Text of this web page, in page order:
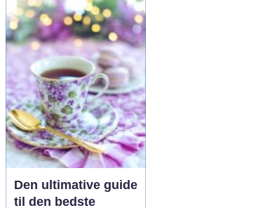
Festivalen er nemlig
blevet et
kæmpemæssigt
fænomen, hvor hver en
note og hvert et
glitterkast er en del af en
større fort...
Den ultimative guide
til den bedste